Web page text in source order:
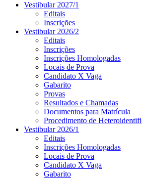
Vestibular 2027/1
Editais
Inscrições
Vestibular 2026/2
Editais
Inscrições
Inscrições Homologadas
Locais de Prova
Candidato X Vaga
Gabarito
Provas
Resultados e Chamadas
Documentos para Matrícula
Procedimento de
Vestibular 2026/1
Editais
Inscrições Homologadas
Locais de Prova
Candidato X Vaga
Gabarito